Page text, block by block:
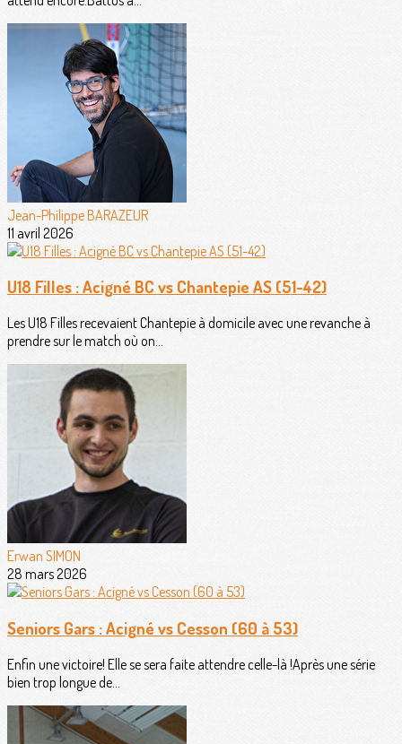
Jean-Philippe BARAZEUR
11 avril 2026
U18 Filles : Acigné BC vs Chantepie AS (51-42)
Les U18 Filles recevaient Chantepie à domicile avec une revanche à
prendre sur le match où on...
Erwan SIMON
28 mars 2026
Seniors Gars : Acigné vs Cesson (60 à 53)
Enfin une victoire! Elle se sera faite attendre celle-là !Après une série
bien trop longue de...